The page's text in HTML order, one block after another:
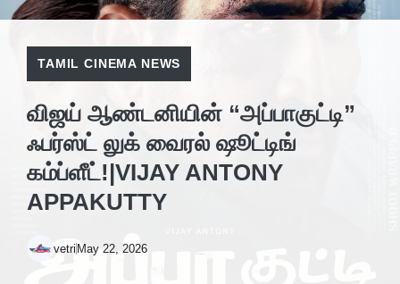
TAMIL CINEMA NEWS
விஜய் ஆண்டனியின் “அப்பாகுட்டி”
ஃபர்ஸ்ட் லுக் வைரல் ஷூட்டிங்
கம்ப்ளீட்!|VIJAY ANTONY
APPAKUTTY
vetri May 22, 2026